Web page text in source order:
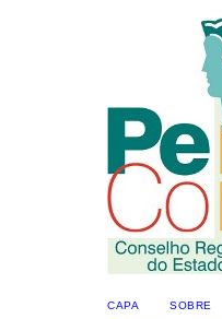
CAPA SOBRE